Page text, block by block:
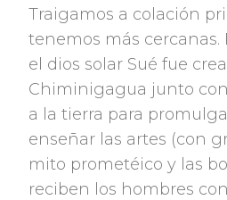
Traigamos a colación
tenemos más cercanas.
el dios solar Sué fue
Chiminigagua junto
a la tierra para
enseñar las artes (con
mito prometéico y las
reciben los hombres